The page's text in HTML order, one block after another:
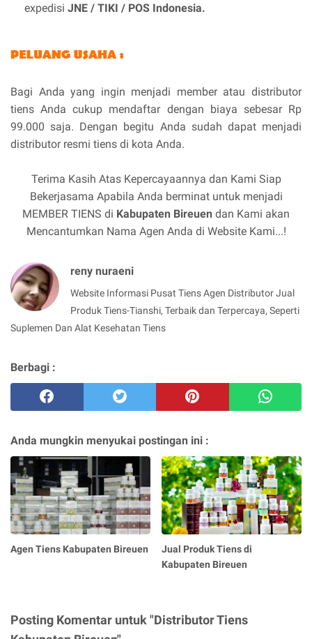
expedisi JNE / TIKI / POS Indonesia.
Bagi Anda yang ingin menjadi member atau distributor
tiens Anda cukup mendaftar dengan biaya sebesar Rp
99.000 saja. Dengan begitu Anda sudah dapat menjadi
distributor resmi tiens di kota Anda.
Terima Kasih Atas Kepercayaannya dan Kami Siap
Bekerjasama Apabila Anda berminat untuk menjadi
MEMBER TIENS di Kabupaten Bireuen dan Kami akan
Mencantumkan Nama Agen Anda di Website Kami...!
reny nuraeni
Website Informasi Pusat Tiens Agen Distributor Jual
Produk Tiens-Tianshi, Terbaik dan Terpercaya, Seperti
Suplemen Dan Alat Kesehatan Tiens
Berbagi :
Anda mungkin menyukai postingan ini :
Agen Tiens Kabupaten Bireuen
Jual Produk Tiens di
Kabupaten Bireuen
Posting Komentar untuk "Distributor Tiens